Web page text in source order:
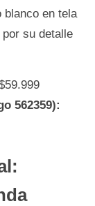
blanco en tela
su detalle
562359):